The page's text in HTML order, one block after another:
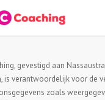
gevestigd aan
is verantwoordelijk voor de
zoals